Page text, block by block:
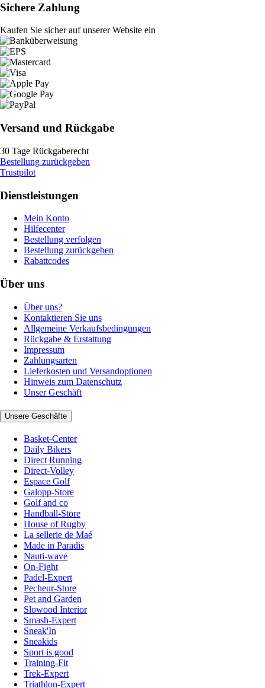
Sichere Zahlung
Kaufen Sie sicher auf unserer Website ein
Versand und Rückgabe
30 Tage Rückgaberecht
Bestellung zurückgeben
Trustpilot
Dienstleistungen
Mein Konto
Hilfecenter
Bestellung verfolgen
Bestellung zurückgeben
Rabattcodes
Über uns
Über uns?
Kontaktieren Sie uns
Allgemeine Verkaufsbedingungen
Rückgabe & Erstattung
Impressum
Zahlungsarten
Lieferkosten und Versandoptionen
Hinweis zum Datenschutz
Unser Geschäft
Unsere Geschäfte
Basket-Center
Daily Bikers
Direct Running
Direct-Volley
Espace Golf
Galopp-Store
Golf and co
Handball-Store
House of Rugby
La sellerie de Maé
Made in Paradis
Nauti-wave
On-Fight
Padel-Expert
Pecheur-Store
Pet and Garden
Slowood Interior
Smash-Expert
Sneak'In
Sneakids
Sport is good
Training-Fit
Trek-Expert
Triathlon-Expert